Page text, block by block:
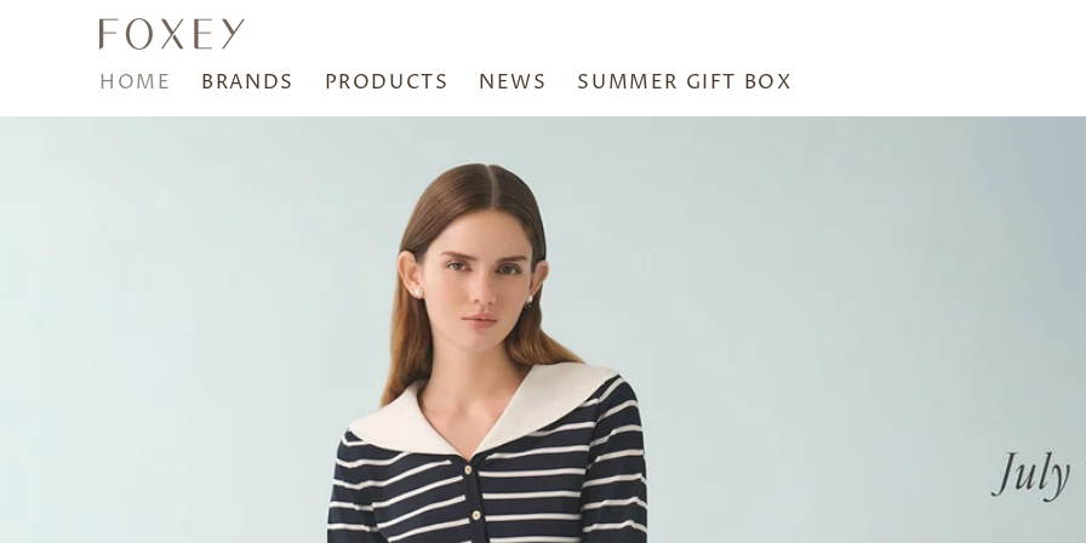
HOME BRANDS PRODUCTS NEWS SUMMER GIFT BOX